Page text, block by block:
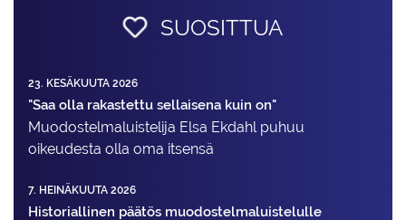
SUOSITTUA
23. KESÄKUUTA 2026
"Saa olla rakastettu sellaisena kuin on"
Muodostelma­luistelija Elsa Ekdahl puhuu
oikeudesta olla oma itsensä
7. HEINÄKUUTA 2026
Historiallinen päätös muodostelmaluistelulle